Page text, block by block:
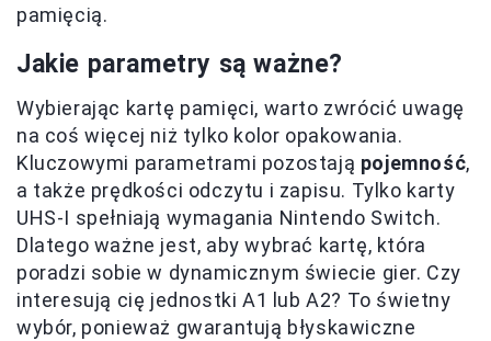
pamięcią.
Jakie parametry są ważne?
Wybierając kartę pamięci, warto zwrócić uwagę
na coś więcej niż tylko kolor opakowania.
Kluczowymi parametrami pozostają pojemność,
a także prędkości odczytu i zapisu. Tylko karty
UHS-I spełniają wymagania Nintendo Switch.
Dlatego ważne jest, aby wybrać kartę, która
poradzi sobie w dynamicznym świecie gier. Czy
interesują cię jednostki A1 lub A2? To świetny
wybór, ponieważ gwarantują błyskawiczne